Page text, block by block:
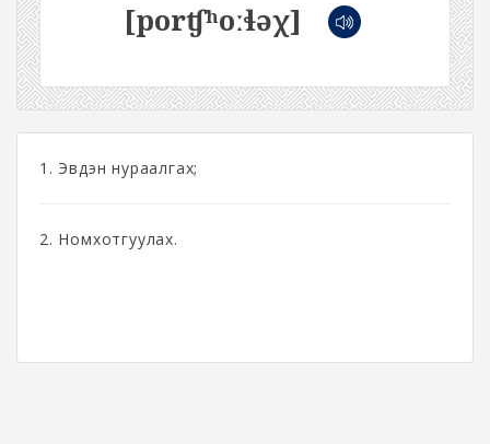
[porʧʰoːɬəχ]
1. Эвдэн нураалгах;
2. Номхотгуулах.